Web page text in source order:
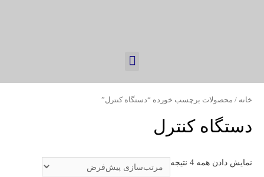
خانه / محصولات برچسب خورده “دستگاه کنترل”
دستگاه کنترل
نمایش دادن همه 4 نتیجه